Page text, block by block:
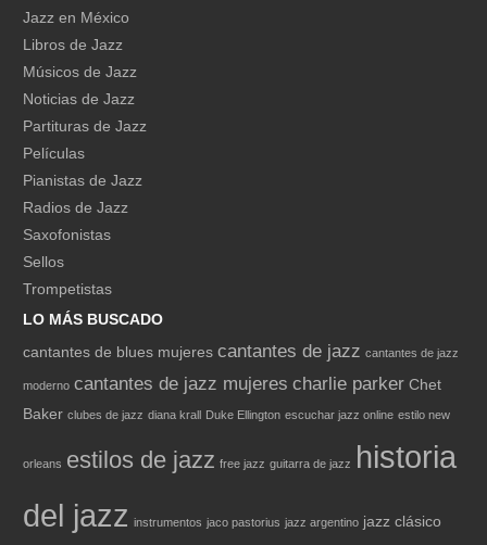
Jazz en México
Libros de Jazz
Músicos de Jazz
Noticias de Jazz
Partituras de Jazz
Películas
Pianistas de Jazz
Radios de Jazz
Saxofonistas
Sellos
Trompetistas
LO MÁS BUSCADO
cantantes de blues mujeres cantantes de jazz cantantes de jazz
moderno cantantes de jazz mujeres charlie parker Chet
Baker clubes de jazz diana krall Duke Ellington escuchar jazz online estilo new
orleans estilos de jazz free jazz guitarra de jazz historia
del jazz instrumentos jaco pastorius jazz argentino jazz clásico